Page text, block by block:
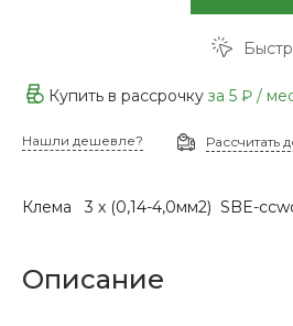
Купить в рассрочку за 5 ₽ /
Нашли дешевле? Рассчитать
Клема 3 х (0,14-4,0мм2) SBE-
Описание